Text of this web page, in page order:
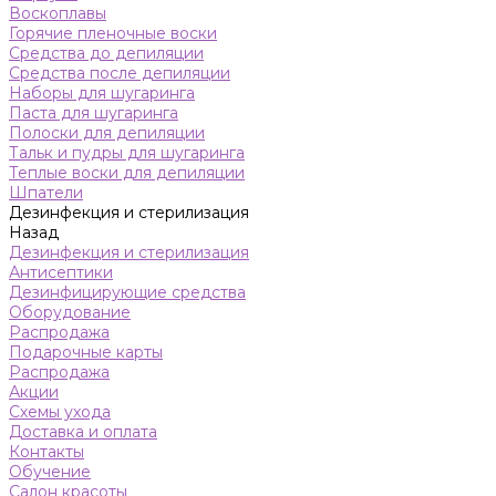
Воскоплавы
Горячие пленочные воски
Средства до депиляции
Средства после депиляции
Наборы для шугаринга
Паста для шугаринга
Полоски для депиляции
Тальк и пудры для шугаринга
Теплые воски для депиляции
Шпатели
Дезинфекция и стерилизация
Назад
Дезинфекция и стерилизация
Антисептики
Дезинфицирующие средства
Оборудование
Распродажа
Подарочные карты
Распродажа
Акции
Схемы ухода
Доставка и оплата
Контакты
Обучение
Салон красоты